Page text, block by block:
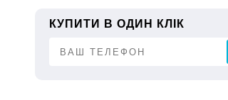
КУПИТИ В ОДИН КЛІК